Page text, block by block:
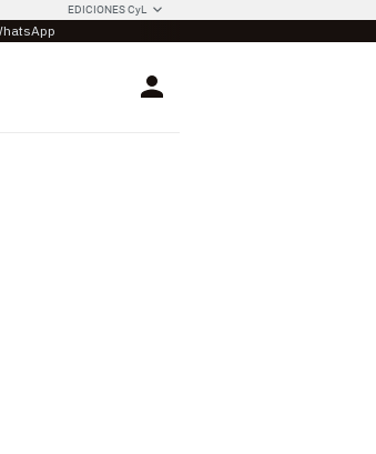
EDICIONES CyL
Login